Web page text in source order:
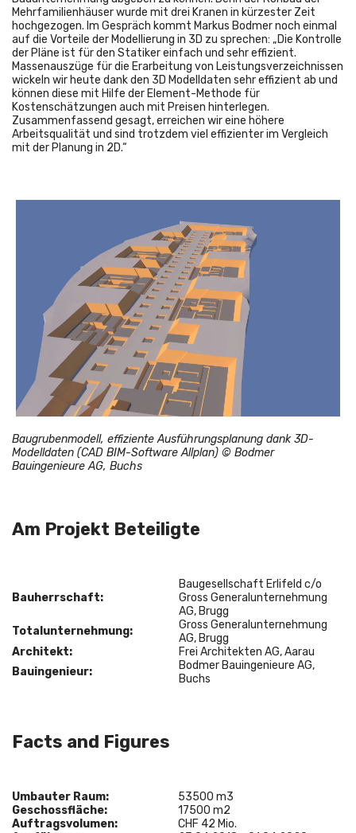
Mehrfamilienhäuser wurde mit drei Kranen in kürzester Zeit
hochgezogen. Im Gespräch kommt Markus Bodmer noch einmal
auf die Vorteile der Modellierung in 3D zu sprechen: „Die Kontrolle
der Pläne ist für den Statiker einfach und sehr effizient.
Massenauszüge für die Erarbeitung von Leistungsverzeichnissen
wickeln wir heute dank den 3D Modelldaten sehr effizient ab und
können diese mit Hilfe der Element-Methode für
Kostenschätzungen auch mit Preisen hinterlegen.
Zusammenfassend gesagt, erreichen wir eine höhere
Arbeitsqualität und sind trotzdem viel effizienter im Vergleich
mit der Planung in 2D.“
Baugrubenmodell, effiziente Ausführungsplanung dank 3D-
Modelldaten (CAD BIM-Software Allplan) © Bodmer
Bauingenieure AG, Buchs
Am Projekt Beteiligte
Bauherrschaft:
Baugesellschaft Erlifeld c/o
Gross Generalunternehmung
AG, Brugg
Totalunternehmung:
Gross Generalunternehmung
AG, Brugg
Architekt:
Frei Architekten AG, Aarau
Bauingenieur:
Bodmer Bauingenieure AG,
Buchs
Facts and Figures
Umbauter Raum:
53500 m3
Geschossfläche:
17500 m2
Auftragsvolumen:
CHF 42 Mio.